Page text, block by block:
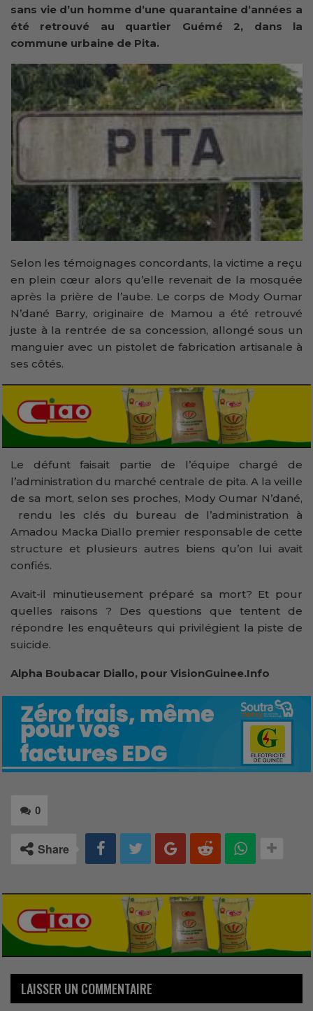
sans vie d’un homme d’une quarantaine d’années a
été retrouvé au quartier Guémé 2, dans la
commune urbaine de Pita.
Selon les témoignages concordants, la victime a reçu
en plein cœur alors qu’elle revenait de la mosquée
après la prière de l’aube. Le corps de Mody Oumar
N’dané Barry, originaire de Mamou a été retrouvé
juste à la rentrée de sa concession, allongé sous un
manguier avec un pistolet de fabrication artisanale à
ses côtés.
Le défunt faisait partie de l’équipe chargé de
l’administration du marché centrale de pita. A la veille
de sa mort, selon ses proches, Mody Oumar N’dané,
rendu les clés du bureau de l’administration à
Amadou Macka Diallo premier responsable de cette
structure et plusieurs autres biens qu’on lui avait
confiés.
Avait-il minutieusement préparé sa mort? Et pour
quelles raisons ? Des questions que tentent de
répondre les enquêteurs qui privilégient la piste de
suicide.
Alpha Boubacar Diallo, pour VisionGuinee.Info
0
Share
LAISSER UN COMMENTAIRE